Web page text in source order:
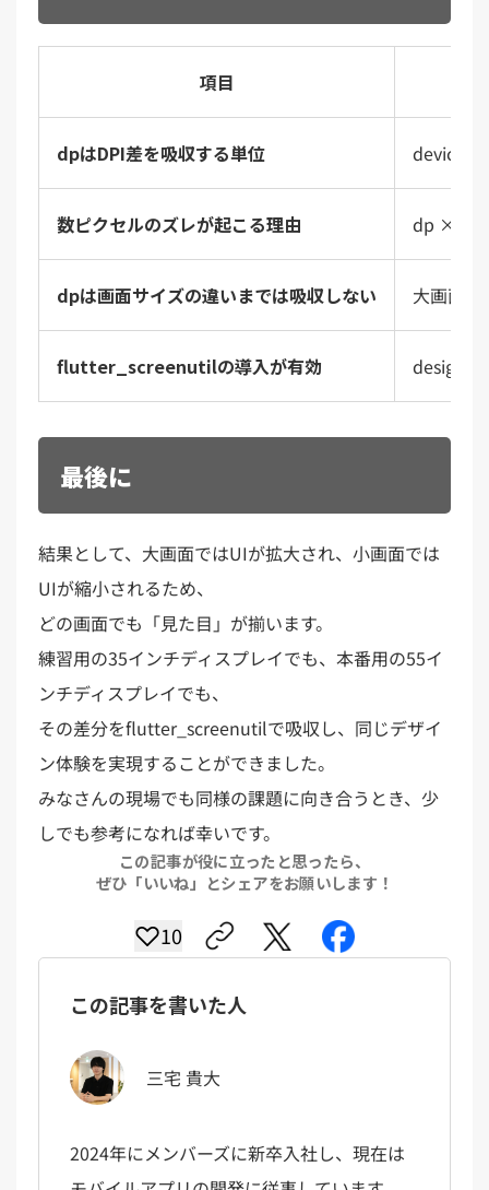
項目
dpはDPI差を吸収する単位
数ピクセルのズレが起こる理由 dp ×
dpは画面サイズの違いまでは吸収しない 大画面
flutter_screenutilの導入が有効
最後に
結果として、大画面ではUIが拡大され、小画面では
UIが縮小されるため、
どの画面でも「見た目」が揃います。
練習用の35インチディスプレイでも、本番用の55イ
ンチディスプレイでも、
その差分をflutter_screenutilで吸収し、同じデザイ
ン体験を実現することができました。
みなさんの現場でも同様の課題に向き合うとき、少
しでも参考になれば幸いです。
この記事が役に立ったと思ったら、
ぜひ「いいね」とシェアをお願いします！
10
この記事を書いた人
三宅 貴大
2024年にメンバーズに新卒入社し、現在は